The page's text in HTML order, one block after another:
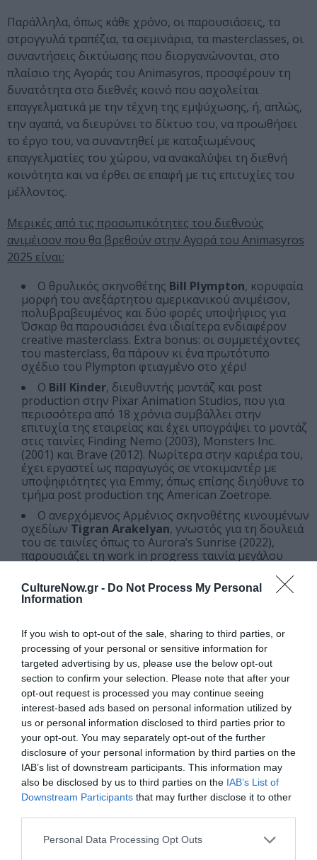
CultureNow.gr - Do Not Process My Personal
Information
If you wish to opt-out of the sale, sharing to third parties, or
processing of your personal or sensitive information for
targeted advertising by us, please use the below opt-out
section to confirm your selection. Please note that after your
opt-out request is processed you may continue seeing
interest-based ads based on personal information utilized by
us or personal information disclosed to third parties prior to
your opt-out. You may separately opt-out of the further
disclosure of your personal information by third parties on the
IAB’s list of downstream participants. This information may
also be disclosed by us to third parties on the IAB’s List of
Downstream Participants that may further disclose it to other
Personal Data Processing Opt Outs
Παράλληλα, όπως κάθε χρόνο, οι παρουσιάσεις, τα
στρογγυλά τραπέζια, τα σεμινάρια, τα masterclasses, οι
συναντήσεις δικτύωσης που διοργανώνονται, στο
πλαίσιο της Αγοράς του Animasyros, προσφέρουν τη
δυνατότητα στο διεθνές κοινό που ασχολείται
επαγγελματικά με την τέχνη της εμψύχωσης, ή, απλώς,
την αγαπά, να διευρύνει το δίκτυο του, να προωθήσει
το έργο του, να συναντηθεί με καταξιωμένους
επαγγελματίες του χώρου, να ανακαλύψει τη διεθνή
κοινότητα και να έρθει σε επαφή με τις επιτυχίες του
μέλλοντος.
Μερικές από τις προσωπικότητες του διεθνούς
ανιμέισον που θα βρεθούν στην Αγορά του Animasyros
2025 είναι:
O θρυλικός σκηνοθέτης Bill Plympton, κορυφαία
μορφή του ανεξάρτητου αμερικανικού ανιμέισον,
πολυβραβευμένος και δύο φορές υποψήφιος για
Όσκαρ θα παρουσιάσει ένα ιδιαίτερα ενδιαφέρον
creative masterclass. Extra bonus: οι συμμετέχοντες
του masterclass, θα πάρουν κι ένα πρωτότυπο
σχέδιο του Plympton φτιαγμένο στο χέρι!
Ο Bill Kinder, διευθυντής μοντάζ και post
production στην Pixar Animation Studios, που για
περισσότερα από 18 χρόνια συμβάλλει στην
επιτυχία της εταιρείας και έχει υπογράψει το μοντάζ
στις ταινίες Finding Nemo (2003), Monsters Inc.
(2001) και Brave (2012). Νωρίτερα στην καριέρα του,
έχει εργαστεί ως παραγωγός σε ντοκιμαντέρ με
υποψηφιότητες για Emmy, όπως επίσης διηύθυνε το
τμήμα post production της American Zoetrope.
Ο ανερχόμενος Αρμένιος σκηνοθέτης κινουμένων
σχεδίων Tigran Arakelyan, γνωστός για τη δουλειά
του σε ταινίες όπως το Aurora’s Sunrise (2022),
παρουσιάζει τη work in progress ταινία μεγάλου
Sacre Bleu του οσκαρικού Flow, που αφηγείται την
αληθινή ιστορία του Αρμένιου ζωγράφου Sargis
βασανιστών του.
VR lounge | Credit: Inbulb Photography – Alexandros Petrakis
Μερικές ακόμη θεματικές που θα παρουσιαστούν
αφορούν στις νέες τεχνολογίες και τη χρήση
εικονικής πραγματικότηταςστην παραγωγή
κινουμένων σχεδίων, όπως επίσης στη
χρηματοδότηση ταινιών ανιμέισον στην Ιρλανδία, τη
Λιθουανία, την Κροατία και την Ελλάδα, με τη
Croatian Audiovisual Centre (HAVC) και Zagreb Film και –